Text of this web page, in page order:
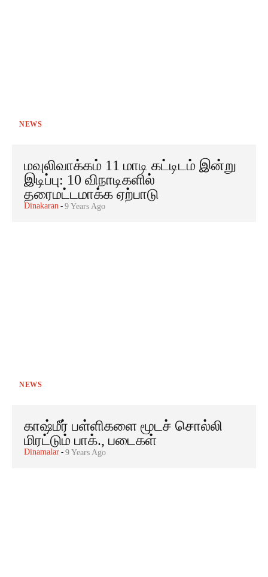
NEWS
மவுலிவாக்கம் 11 மாடி கட்டிடம் இன்று
இடிப்பு: 10 விநாடிகளில்
தரைமட்டமாக்க ஏற்பாடு
Dinakaran - 9 Years Ago
NEWS
காஷ்மீர் பள்ளிகளை மூடச் சொல்லி
மிரட்டும் பாக்., படைகள்
Dinamalar - 9 Years Ago